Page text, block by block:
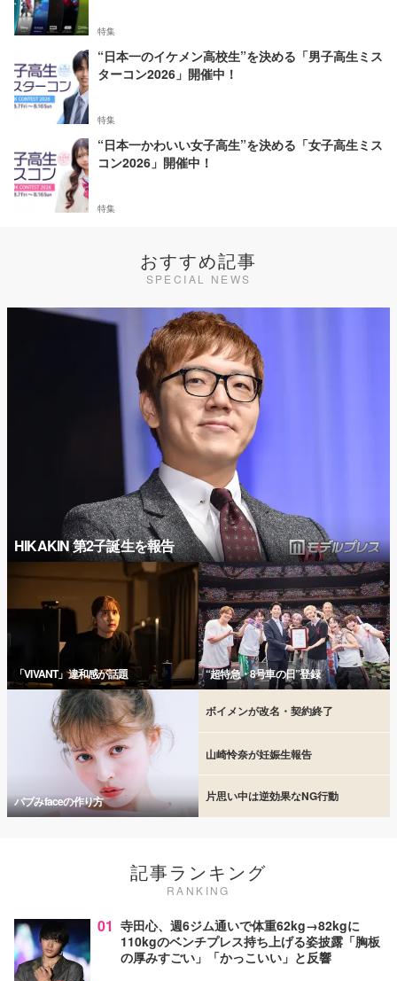
特集
“日本一のイケメン高校生”を決める「男子高生ミス
ターコン2026」開催中！
特集
“日本一かわいい女子高生”を決める「女子高生ミス
コン2026」開催中！
特集
おすすめ記事
SPECIAL NEWS
HIKAKIN 第2子誕生を報告
「VIVANT」違和感が話題 “超特急・8号車の日”登録
バブみfaceの作り方
ボイメンが改名・契約終了
山崎怜奈が妊娠生報告
片思い中は逆効果なNG行動
記事ランキング
RANKING
01 寺田心、週6ジム通いで体重62kg→82kgに
110kgのベンチプレス持ち上げる姿披露「胸板
の厚みすごい」「かっこいい」と反響